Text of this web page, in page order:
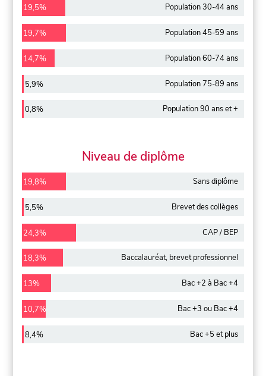
19,5% Population 30-44 ans
19,7% Population 45-59 ans
14,7% Population 60-74 ans
5,9% Population 75-89 ans
0,8% Population 90 ans et +
Niveau de diplôme
19,8% Sans diplôme
5,5% Brevet des collèges
24,3% CAP / BEP
18,3% Baccalauréat, brevet professionnel
13% Bac +2 à Bac +4
10,7% Bac +3 ou Bac +4
8,4% Bac +5 et plus